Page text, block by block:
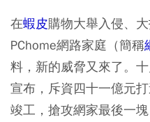
在蝦皮購物大舉入侵、
PChome網路家庭（簡稱
料，新的威脅又來了。
宣布，斥資四十一億元
竣工，搶攻網家最後一